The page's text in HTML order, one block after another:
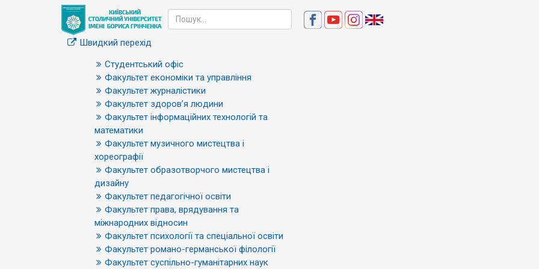
Швидкий перехід
Студентський офіс
Факультет економіки та управління
Факультет журналістики
Факультет здоров’я людини
Факультет інформаційних технологій та
математики
Факультет музичного мистецтва і
хореографії
Факультет образотворчого мистецтва і
дизайну
Факультет педагогічної освіти
Факультет права, врядування та
міжнародних відносин
Факультет психології та спеціальної освіти
Факультет романо-германської філології
Факультет суспільно-гуманітарних наук